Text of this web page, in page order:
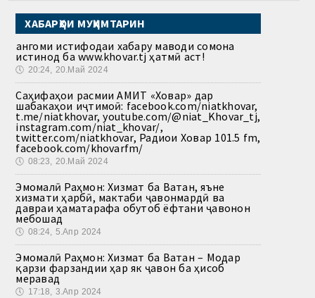
ХАБАРҲОИ МУҲИМТАРИН
Ҳангоми истифодаи хабару маводи сомона
истинод ба www.khovar.tj ҳатмӣ аст!
🕔 20:24, 20.Май 2024
Саҳифаҳои расмии АМИТ «Ховар» дар
шабакаҳои иҷтимоӣ: facebook.com/niatkhovar,
t.me/niatkhovar, youtube.com/@niat_Khovar_tj,
instagram.com/niat_khovar/,
twitter.com/niatkhovar, Радиои Ховар 101.5 fm,
facebook.com/khovarfm/
🕔 08:23, 20.Май 2024
Эмомалӣ Раҳмон: Хизмат ба Ватан, яъне
хизмати ҳарбӣ, мактаби ҷавонмардӣ ва
давраи ҳаматарафа обутоб ёфтани ҷавонон
мебошад
🕔 08:24, 5.Апр 2024
Эмомалӣ Раҳмон: Хизмат ба Ватан – Модар
қарзи фарзандии ҳар як ҷавон ба ҳисоб
меравад
🕔 17:18, 3.Апр 2024